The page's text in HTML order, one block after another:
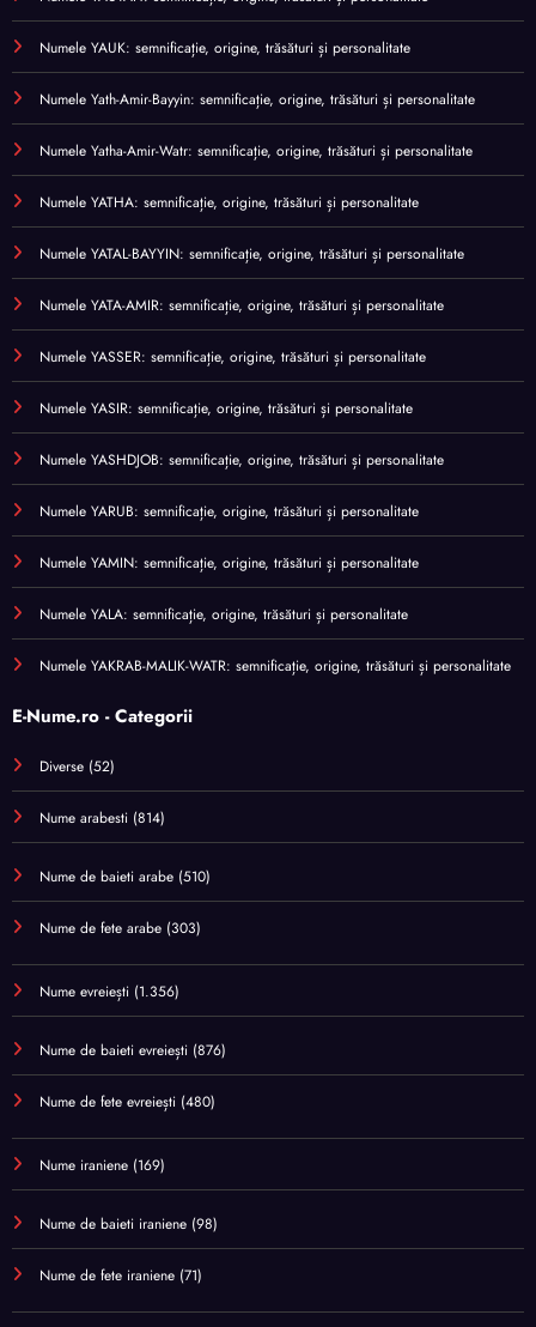
Numele YAUK: semnificație, origine, trăsături și personalitate
Numele Yath-Amir-Bayyin: semnificație, origine, trăsături și personalitate
Numele Yatha-Amir-Watr: semnificație, origine, trăsături și personalitate
Numele YATHA: semnificație, origine, trăsături și personalitate
Numele YATAL-BAYYIN: semnificație, origine, trăsături și personalitate
Numele YATA-AMIR: semnificație, origine, trăsături și personalitate
Numele YASSER: semnificație, origine, trăsături și personalitate
Numele YASIR: semnificație, origine, trăsături și personalitate
Numele YASHDJOB: semnificație, origine, trăsături și personalitate
Numele YARUB: semnificație, origine, trăsături și personalitate
Numele YAMIN: semnificație, origine, trăsături și personalitate
Numele YALA: semnificație, origine, trăsături și personalitate
Numele YAKRAB-MALIK-WATR: semnificație, origine, trăsături și personalitate
E-Nume.ro - Categorii
Diverse (52)
Nume arabesti (814)
Nume de baieti arabe (510)
Nume de fete arabe (303)
Nume evreiești (1.356)
Nume de baieti evreiești (876)
Nume de fete evreiești (480)
Nume iraniene (169)
Nume de baieti iraniene (98)
Nume de fete iraniene (71)